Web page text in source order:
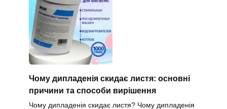
Чому дипладенія скидає листя: основні
причини та способи вирішення
Чому дипладенія скидає листя? Чому дипладенія